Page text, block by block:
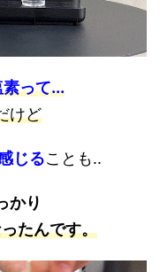
って...
けど
じることも..
かり
たんです。